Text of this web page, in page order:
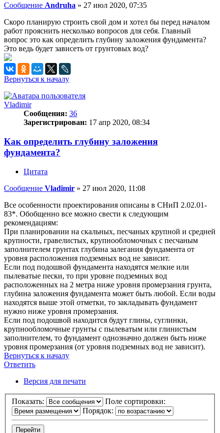
Сообщение Andruha » 27 июл 2020, 07:35
Скоро планирую строить свой дом и хотел бы перед началом
работ прояснить несколько вопросов для себя. Главный
вопрос это как определить глубину заложения фундамента?
Это ведь будет зависеть от грунтовых вод?
Вернуться к началу
Vladimir
Сообщения: 36
Зарегистрирован: 17 апр 2020, 08:34
Как определить глубину заложения
фундамента?
Цитата
Сообщение Vladimir » 27 июл 2020, 11:08
Все особенности проектирования описаны в СНиП 2.02.01-
83*. Обобщенно все можно свести к следующим
рекомендациям:
При планировании на скальных, песчаных крупной и средней
крупности, гравелистых, крупнообломочных с песчаным
заполнителем грунтах глубина залегания фундамента от
уровня расположения подземных вод не зависит.
Если под подошвой фундамента находятся мелкие или
пылеватые пески, то при уровне подземных вод
расположенных на 2 метра ниже уровня промерзания грунта,
глубина заложения фундамента может быть любой. Если воды
находятся выше этой отметки, то закладывать фундамент
нужно ниже уровня промерзания.
Если под подошвой находится будут глины, суглинки,
крупнообломочные грунты с пылеватым или глинистым
заполнителем, то фундамент однозначно должен быть ниже
уровня промерзания (от уровня подземных вод не зависит).
Вернуться к началу
Ответить
Ответить
Версия для печати
Показать:
Поле сортировки:
Порядок: